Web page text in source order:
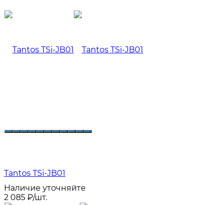
Tantos TSi-JB01
Наличие уточняйте
2 085 ₽/шт.